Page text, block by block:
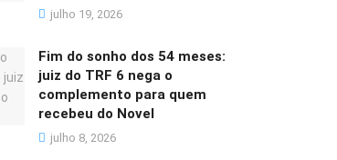
julho 19, 2026
Fim do sonho dos 54 meses:
juiz do TRF 6 nega o
complemento para quem
recebeu do Novel
julho 8, 2026